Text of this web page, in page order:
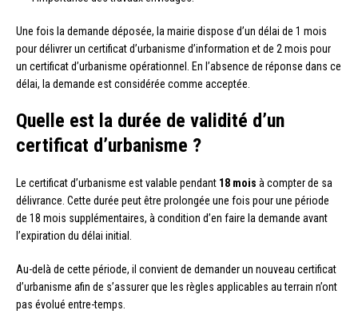
Une fois la demande déposée, la mairie dispose d’un délai de 1 mois
pour délivrer un certificat d’urbanisme d’information et de 2 mois pour
un certificat d’urbanisme opérationnel. En l’absence de réponse dans ce
délai, la demande est considérée comme acceptée.
Quelle est la durée de validité d’un
certificat d’urbanisme ?
Le certificat d’urbanisme est valable pendant 18 mois à compter de sa
délivrance. Cette durée peut être prolongée une fois pour une période
de 18 mois supplémentaires, à condition d’en faire la demande avant
l’expiration du délai initial.
Au-delà de cette période, il convient de demander un nouveau certificat
d’urbanisme afin de s’assurer que les règles applicables au terrain n’ont
pas évolué entre-temps.